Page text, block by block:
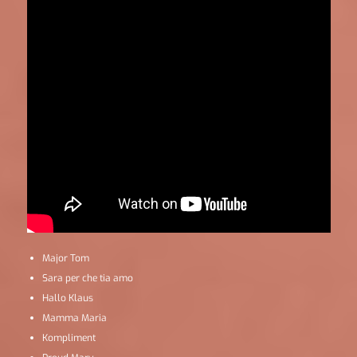
Major Tom
Sara per che tia amo
Hallo Klaus
Mamma Maria
Kompliment